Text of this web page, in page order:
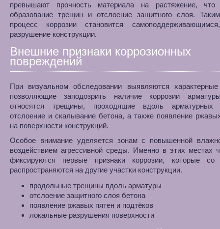
превышают прочность материала на растяжение, что
образование трещин и отслоение защитного слоя.
процесс коррозии становится
разрушение конструкции.
Внешние признаки коррозионных
повреждений
При визуальном обследовании выявляются характерные
позволяющие заподозрить наличие коррозии
относятся трещины, проходящие вдоль арматурных
отслоение и скалывание бетона, а также появление
на поверхности конструкций.
Особое внимание уделяется зонам с повышенной
воздействием агрессивной среды. Именно в этих местах
фиксируются первые признаки коррозии, которые со
распространяются на другие участки конструкции.
продольные трещины вдоль арматуры
отслоение защитного слоя бетона
появление ржавых пятен и подтёков
локальные разрушения поверхности